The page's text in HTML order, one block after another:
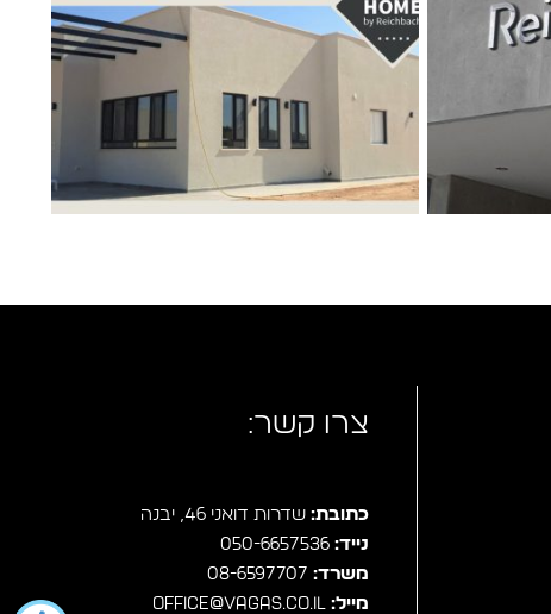
צרו קשר:
כתובת: שדרות דואני 46, יבנה
נייד: 050-6657536
משרד: 08-6597707
מייל: office@vagas.co.il